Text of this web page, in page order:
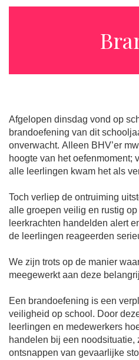
Afgelopen dinsdag vond op
brandoefening van dit
onverwacht. Alleen BHV’er
hoogte van het oefenmoment;
alle leerlingen kwam het als
Toch verliep de ontruiming
alle groepen veilig en rustig
leerkrachten handelden alert
de leerlingen reageerden
We zijn trots op de manier
meegewerkt aan deze
Een brandoefening is een
veiligheid op school. Door
leerlingen en medewerkers
handelen bij een noodsituatie,
ontsnappen van gevaarlijke